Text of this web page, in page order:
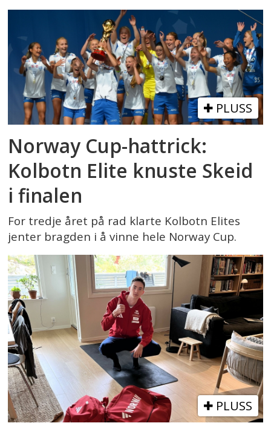
PLUSS
Norway Cup-hattrick:
Kolbotn Elite knuste Skeid
i finalen
For tredje året på rad klarte Kolbotn Elites
jenter bragden i å vinne hele Norway Cup.
PLUSS